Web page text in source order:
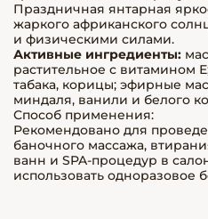
Праздничная янтарная
жаркого африканского
и физическими силами.
Активные ингредиенты:
растительное с витамином
табака, корицы; эфирные
миндаля, ванили и белого
Способ применения:
Рекомендовано для
баночного массажа,
ванн и SPA-процедур в
использовать одноразовое